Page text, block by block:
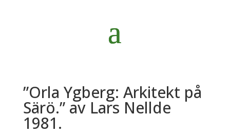
”Orla Ygberg: Arkitekt på
Särö.” av Lars Nellde
1981.